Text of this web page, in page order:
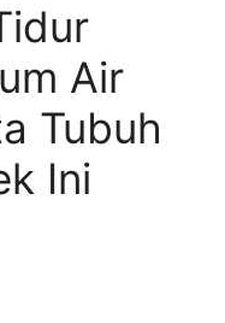
Air
Tubuh
Ini